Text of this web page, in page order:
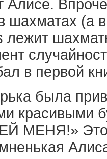
Алисе.
шахматах (а
лежит
в первой
была
красивыми
МЕНЯ!»